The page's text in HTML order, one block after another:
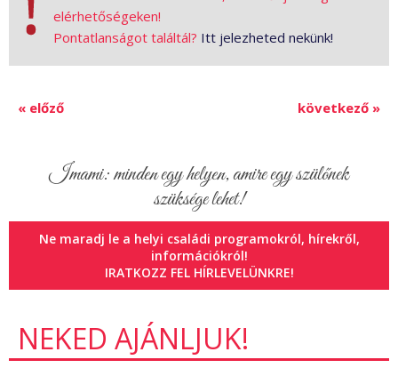
elérhetőségeken!
Pontatlanságot találtál? Itt jelezheted nekünk!
« előző következő »
Imami: minden egy helyen, amire egy szülőnek
szüksége lehet!
Ne maradj le a helyi családi programokról, hírekről,
információkról!
IRATKOZZ FEL HÍRLEVELÜNKRE!
NEKED AJÁNLJUK!